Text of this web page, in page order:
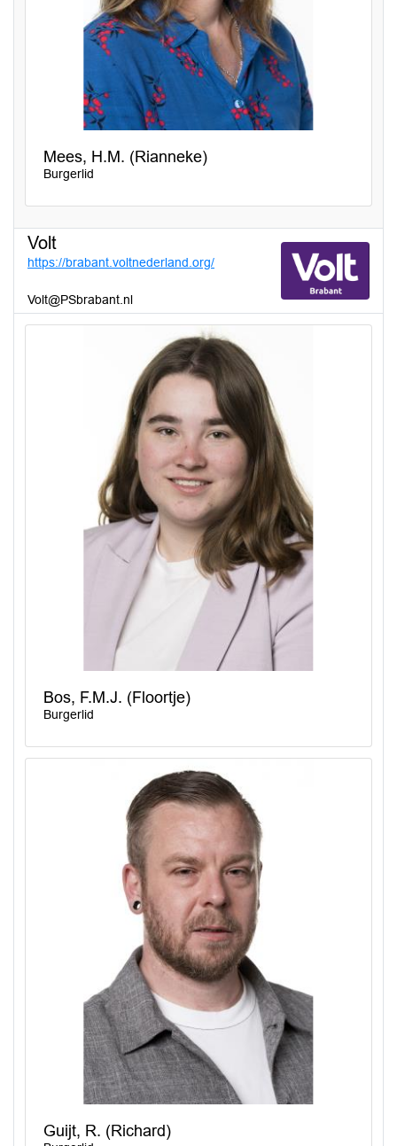
Mees, H.M. (Rianneke)
Burgerlid
Volt
https://brabant.voltnederland.org/
Volt@PSbrabant.nl
Bos, F.M.J. (Floortje)
Burgerlid
Guijt, R. (Richard)